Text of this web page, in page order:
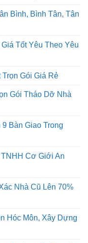
Bình, Bình Tân, Tân
Tốt Yêu Theo Yêu
Gói Giá Rẻ
Gói Tháo Dỡ Nhà
Bàn Giao Trong
Cơ Giới An
Nhà Cũ Lên 70%
Hóc Môn, Xây Dựng